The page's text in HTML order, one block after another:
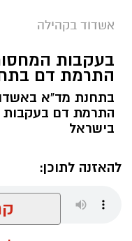
הקורס יתקיים
להמשיך ולהרחיב
אשדוד בקהילה
בעקבות
התרמת דם
בתחנת מד"א
התרמת דם בעקבות
בישראל
להאזנה לתוכן: